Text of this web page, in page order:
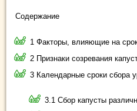
Содержание
1 Факторы, влияющие на
2 Признаки созревания
3 Календарные сроки сбора
3.1 Сбор капусты